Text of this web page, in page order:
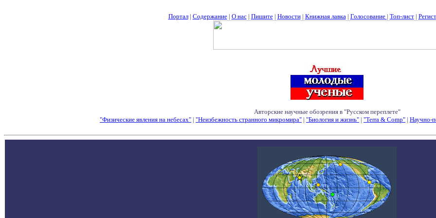
Портал| Содержание| О нас| Пишите| Новости| Книжная лавка| Голосование | Топ-лист|
Авторские научные обозрения в "Русском переплете"
"Физические явления на небесах" | "Неизбежность странного микромира" | "Биология и жизнь" | "Terra & Comp" | Научно-